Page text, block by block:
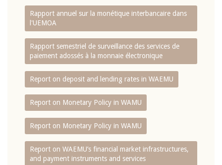
Rapport annuel sur la monétique interbancaire dans
l'UEMOA
Rapport semestriel de surveillance des services de
paiement adossés à la monnaie électronique
Report on deposit and lending rates in WAEMU
Report on Monetary Policy in WAMU
Report on Monetary Policy in WAMU
Report on WAEMU’s financial market infrastructures,
and payment instruments and services